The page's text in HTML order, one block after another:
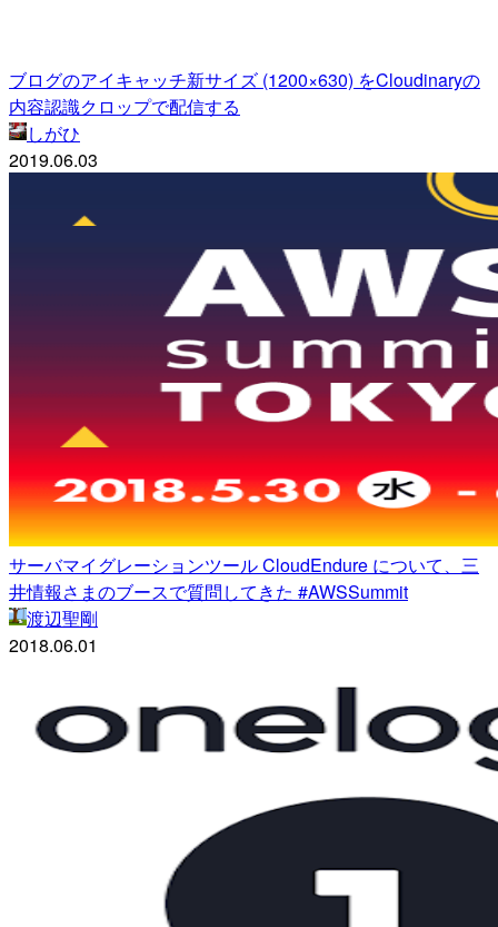
ブログのアイキャッチ新サイズ (1200×630) をCloudinaryの
内容認識クロップで配信する
しがひ
2019.06.03
サーバマイグレーションツール CloudEndure について、三
井情報さまのブースで質問してきた #AWSSummit
渡辺聖剛
2018.06.01